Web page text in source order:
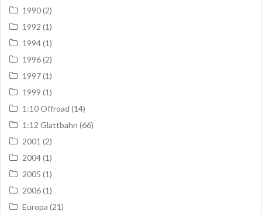
1990(2)
1992 (1)
1994(1)
1996(2)
1997(1)
1999 (1)
1:10 Offroad (14)
1:12 Glattbahn (66)
2001 (2)
2004(1)
2005 (1)
2006(1)
Europa (21)